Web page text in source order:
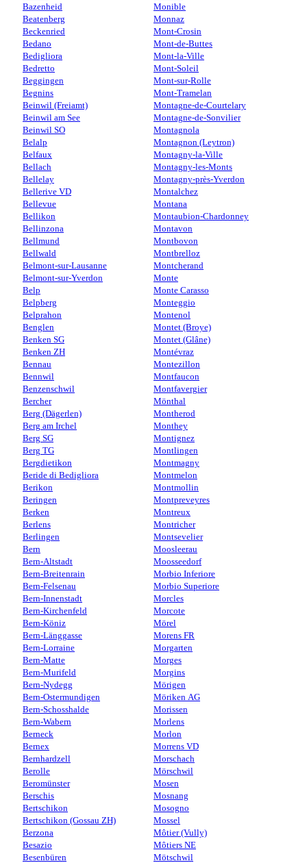
Bazenheid
Beatenberg
Beckenried
Bedano
Bedigliora
Bedretto
Beggingen
Begnins
Beinwil (Freiamt)
Beinwil am See
Beinwil SO
Belalp
Belfaux
Bellach
Bellelay
Bellerive VD
Bellevue
Bellikon
Bellinzona
Bellmund
Bellwald
Belmont-sur-Lausanne
Belmont-sur-Yverdon
Belp
Belpberg
Belprahon
Benglen
Benken SG
Benken ZH
Bennau
Bennwil
Benzenschwil
Bercher
Berg (Dägerlen)
Berg am Irchel
Berg SG
Berg TG
Bergdietikon
Beride di Bedigliora
Berikon
Beringen
Berken
Berlens
Berlingen
Bern
Bern-Altstadt
Bern-Breitenrain
Bern-Felsenau
Bern-Innenstadt
Bern-Kirchenfeld
Bern-Köniz
Bern-Länggasse
Bern-Lorraine
Bern-Matte
Bern-Murifeld
Bern-Nydegg
Bern-Ostermundigen
Bern-Schosshalde
Bern-Wabern
Berneck
Bernex
Bernhardzell
Berolle
Beromünster
Berschis
Bertschikon
Bertschikon (Gossau ZH)
Berzona
Besazio
Besenbüren
Monible
Monnaz
Mont-Crosin
Mont-de-Buttes
Mont-la-Ville
Mont-Soleil
Mont-sur-Rolle
Mont-Tramelan
Montagne-de-Courtelary
Montagne-de-Sonvilier
Montagnola
Montagnon (Leytron)
Montagny-la-Ville
Montagny-les-Monts
Montagny-près-Yverdon
Montalchez
Montana
Montaubion-Chardonney
Montavon
Montbovon
Montbrelloz
Montcherand
Monte
Monte Carasso
Monteggio
Montenol
Montet (Broye)
Montet (Glâne)
Montévraz
Montezillon
Montfaucon
Montfavergier
Mönthal
Montherod
Monthey
Montignez
Montlingen
Montmagny
Montmelon
Montmollin
Montpreveyres
Montreux
Montricher
Montsevelier
Moosleerau
Moosseedorf
Morbio Inferiore
Morbio Superiore
Morcles
Morcote
Mörel
Morens FR
Morgarten
Morges
Morgins
Mörigen
Möriken AG
Morissen
Morlens
Morlon
Morrens VD
Morschach
Mörschwil
Mosen
Mosnang
Mosogno
Mossel
Môtier (Vully)
Môtiers NE
Mötschwil